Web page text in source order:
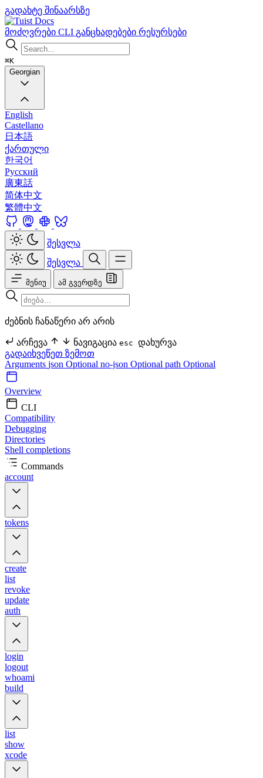
გადახტე შინაარსზე
Docs
მოძღვრები CLI განცხადებები რესურსები
⌘K
Georgian
English
Castellano
日本語
ქართული
한국어
Русский
廣東話
简体中文
繁體中文
შესვლა
შესვლა
მენიუ ამ გვერდზე
ძებნის ჩანაწერი არ არის
არჩევა ნავიგაცია esc დახურვა
გადაიხვეწეთ ზემოთ
Arguments json Optional no-json Optional path Optional
Overview
CLI
Compatibility
Debugging
Directories
Shell completions
Commands
account
tokens
create
list
revoke
update
auth
login
logout
whoami
build
list
show
xcode